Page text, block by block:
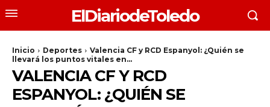
ElDiariodeToledo
Inicio Deportes
Valencia CF y RCD Espanyol: ¿Quién se
llevará los puntos vitales en...
VALENCIA CF Y RCD
ESPANYOL: ¿QUIÉN SE